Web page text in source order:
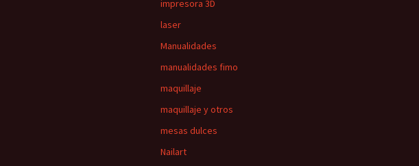
impresora 3D
laser
Manualidades
manualidades fimo
maquillaje
maquillaje y otros
mesas dulces
Nailart